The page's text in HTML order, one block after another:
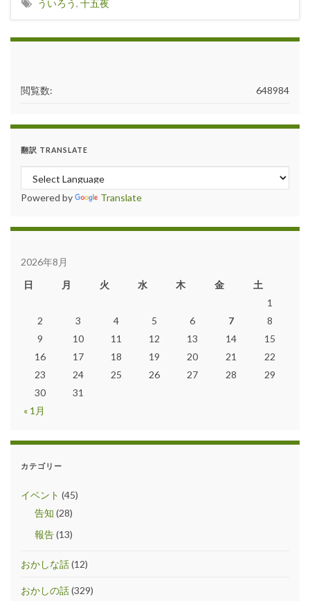
ういろう, 十五夜
648984
閲覧数:
翻訳 TRANSLATE
Powered by Translate
2026年8月
日
月 火 水 木 金 土
« 1月
1
2
3 4 5 6 7
8
9
10 11 12 13 14
15
16
17 18 19 20 21
22
23
24 25 26 27 28
29
30
31
カテゴリー
イベント (45)
告知 (28)
報告(13)
おかしな話(12)
おかしの話(329)